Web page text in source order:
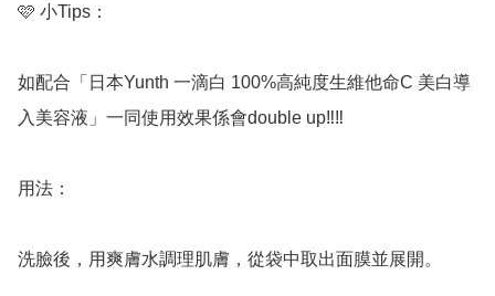
🩷 小Tips：
如配合「日本Yunth 一滴白 100%高純度生維他命C 美白導
入美容液」一同使用效果係會double up‼️‼️
用法：
洗臉後，用爽膚水調理肌膚，從袋中取出面膜並展開。